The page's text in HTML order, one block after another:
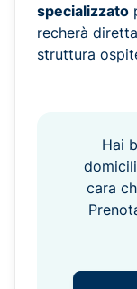
specializzato
recherà
struttura
Hai
cara